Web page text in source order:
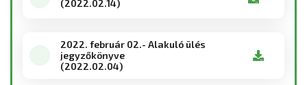
(2022.02.14)
2022. február 02.- Alakuló ülés
jegyzőkönyve
(2022.02.04)